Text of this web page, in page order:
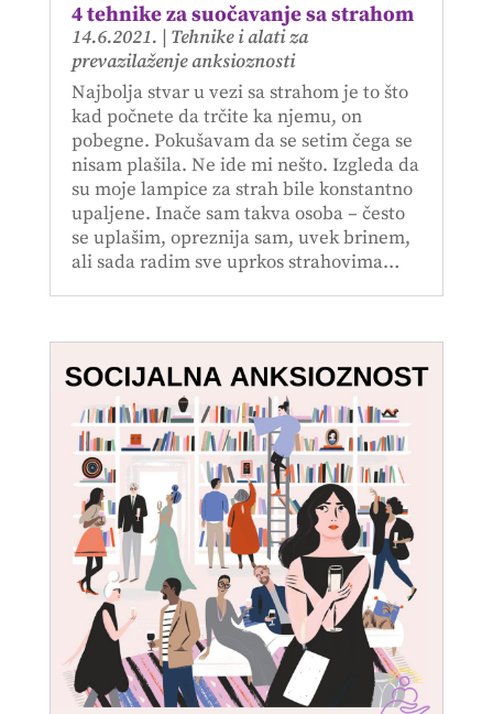
4 tehnike za suočavanje sa strahom
14.6.2021. | Tehnike i alati za
prevazilaženje anksioznosti
Najbolja stvar u vezi sa strahom je to što
kad počnete da trčite ka njemu, on
pobegne. Pokušavam da se setim čega se
nisam plašila. Ne ide mi nešto. Izgleda da
su moje lampice za strah bile konstantno
upaljene. Inače sam takva osoba – često
se uplašim, opreznija sam, uvek brinem,
ali sada radim sve uprkos strahovima…